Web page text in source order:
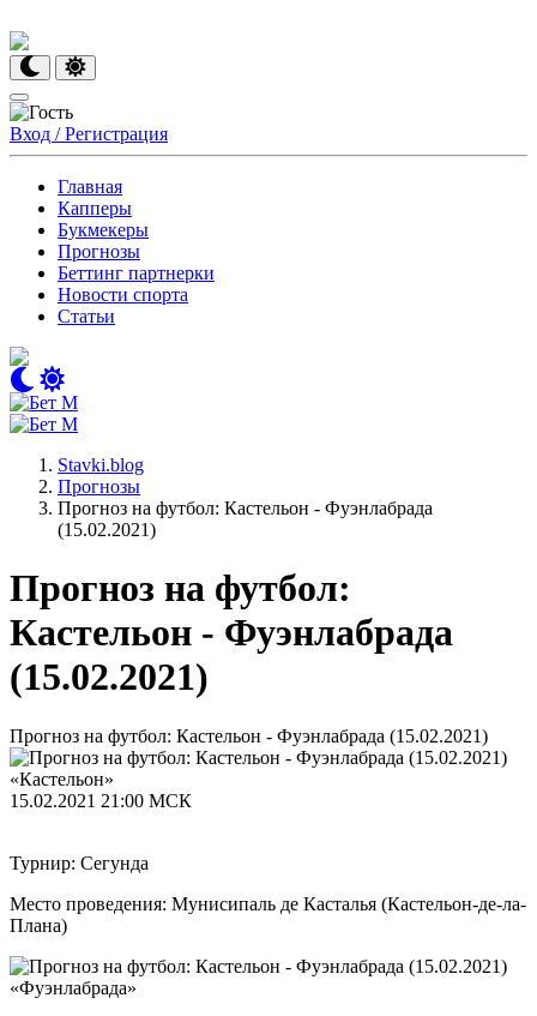
Вход / Регистрация
Главная
Капперы
Букмекеры
Прогнозы
Беттинг партнерки
Новости спорта
Статьи
Stavki.blog
Прогнозы
Прогноз на футбол: Кастельон - Фуэнлабрада
(15.02.2021)
Прогноз на футбол:
Кастельон - Фуэнлабрада
(15.02.2021)
Прогноз на футбол: Кастельон - Фуэнлабрада (15.02.2021)
«Кастельон»
15.02.2021 21:00 МСК
Турнир: Сегунда
Место проведения: Мунисипаль де Касталья (Кастельон-де-ла-
Плана)
«Фуэнлабрада»